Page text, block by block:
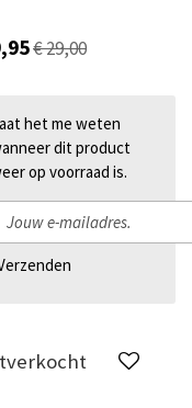
€ 29,00
het me weten
dit product
op voorraad is.